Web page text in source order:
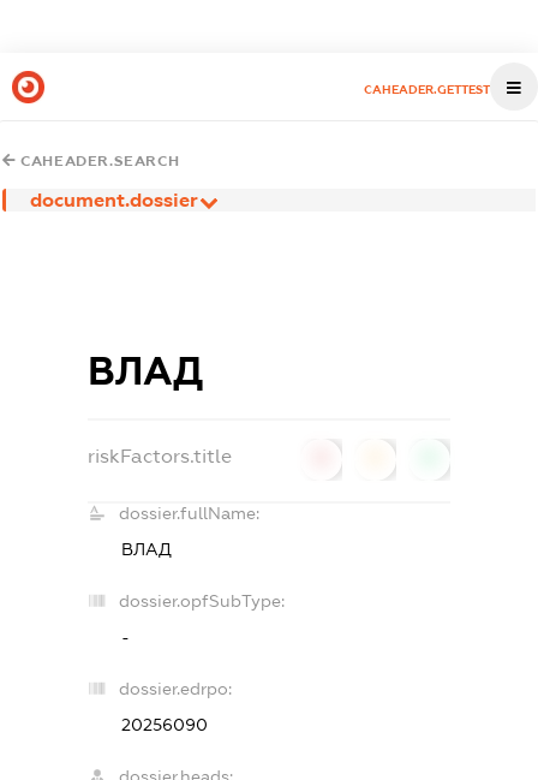
CAHEADER.GETTEST
CAHEADER.SEARCH
document.dossier
ВЛАД
riskFactors.title
dossier.fullName:
ВЛАД
dossier.opfSubType:
-
dossier.edrpo:
20256090